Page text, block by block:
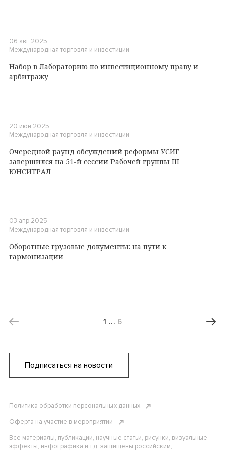
06 авг 2025
Международная торговля и инвестиции
Набор в Лабораторию по инвестиционному праву и
арбитражу
20 июн 2025
Международная торговля и инвестиции
Очередной раунд обсуждений реформы УСИГ
завершился на 51-й сессии Рабочей группы III
ЮНСИТРАЛ
03 апр 2025
Международная торговля и инвестиции
Оборотные грузовые документы: на пути к
гармонизации
1 … 6
Подписаться на новости
Политика обработки персональных данных
Оферта на участие в мероприятии
Все материалы, публикации, научные статьи, рисунки, визуальные
эффекты, инфографика и т.д. защищены российским,